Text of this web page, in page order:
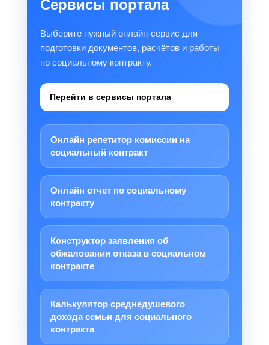
Сервисы портала
Выберите нужный онлайн-сервис для
подготовки документов, расчётов и работы
по социальному контракту.
Перейти в сервисы портала
Онлайн репетитор комиссии на
социальный контракт
Онлайн отчет по социальному
контракту
Конструктор заявления об
обжаловании отказа в социальном
контракте
Калькулятор среднедушевого
дохода семьи для социального
контракта